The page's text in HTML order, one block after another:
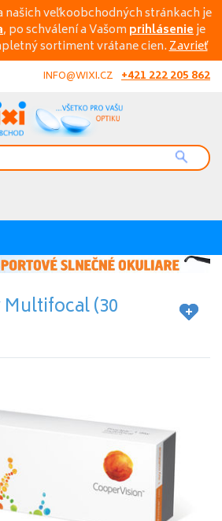
našich veľkoobchodných stránkach je
, po schválení a Vašom prihlásenieje
sortiment vrátane cien.Zavrieť
INFO@WIXI.CZ +421 222 205 862
Multifocal (30